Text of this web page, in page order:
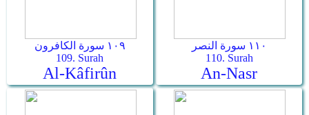
١٠٩ سورة الكافرون
109. Surah
Al-Kâfirûn
١١٠ سورة النصر
110. Surah
An-Nasr